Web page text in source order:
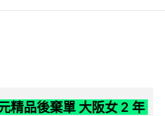
精品後棄單 大阪女 2 年